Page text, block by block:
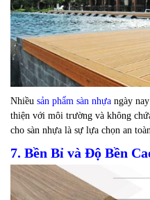
Nhiều sản phẩm sàn nhựa ngày
thiện với môi trường và không
cho sàn nhựa là sự lựa chọn an
7. Bền Bỉ và Độ Bền